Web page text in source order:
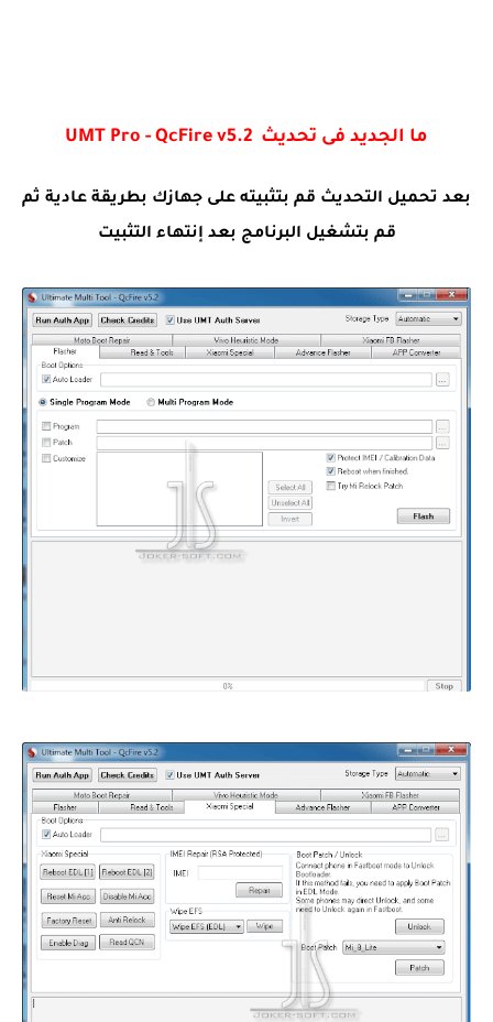
ما الجديد فى تحديث UMT Pro - QcFire v5.2
بعد تحميل التحديث قم بتثبيته على جهازك بطريقة عادية ثم
قم بتشغيل البرنامج بعد إنتهاء التثبيت